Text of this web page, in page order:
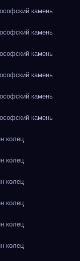
камень
камень
камень
камень
камень
камень
колец
колец
колец
колец
колец
колец